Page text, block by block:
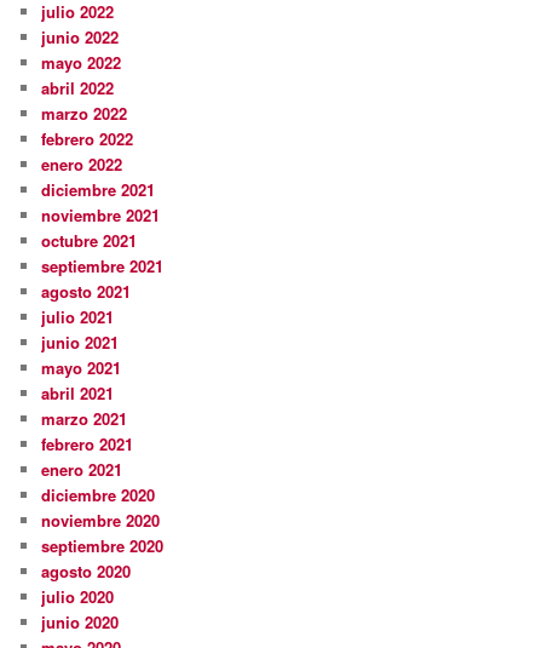
julio 2022
junio 2022
mayo 2022
abril 2022
marzo 2022
febrero 2022
enero 2022
diciembre 2021
noviembre 2021
octubre 2021
septiembre 2021
agosto 2021
julio 2021
junio 2021
mayo 2021
abril 2021
marzo 2021
febrero 2021
enero 2021
diciembre 2020
noviembre 2020
septiembre 2020
agosto 2020
julio 2020
junio 2020